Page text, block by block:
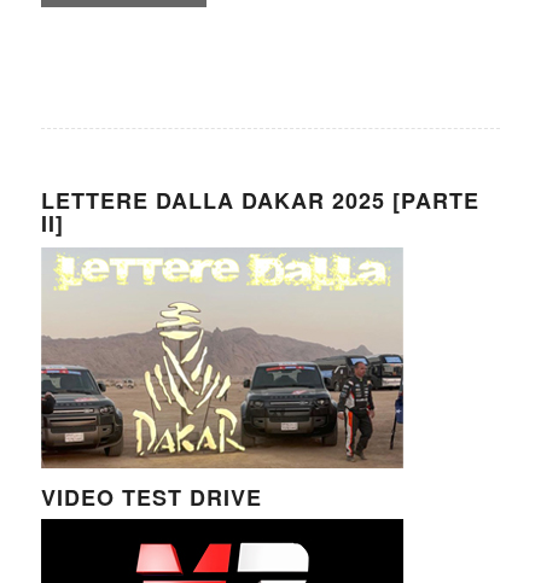
LETTERE DALLA DAKAR 2025 [PARTE
II]
VIDEO TEST DRIVE